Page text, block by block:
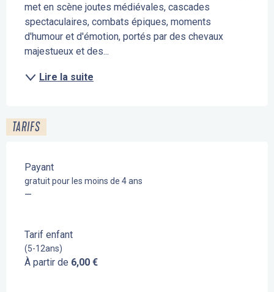
met en scène joutes médiévales, cascades
spectaculaires, combats épiques, moments
d'humour et d'émotion, portés par des chevaux
majestueux et des...
Lire la suite
TARIFS
Payant
gratuit pour les moins de 4 ans
—
Tarif enfant
(5-12ans)
À partir de 6,00 €